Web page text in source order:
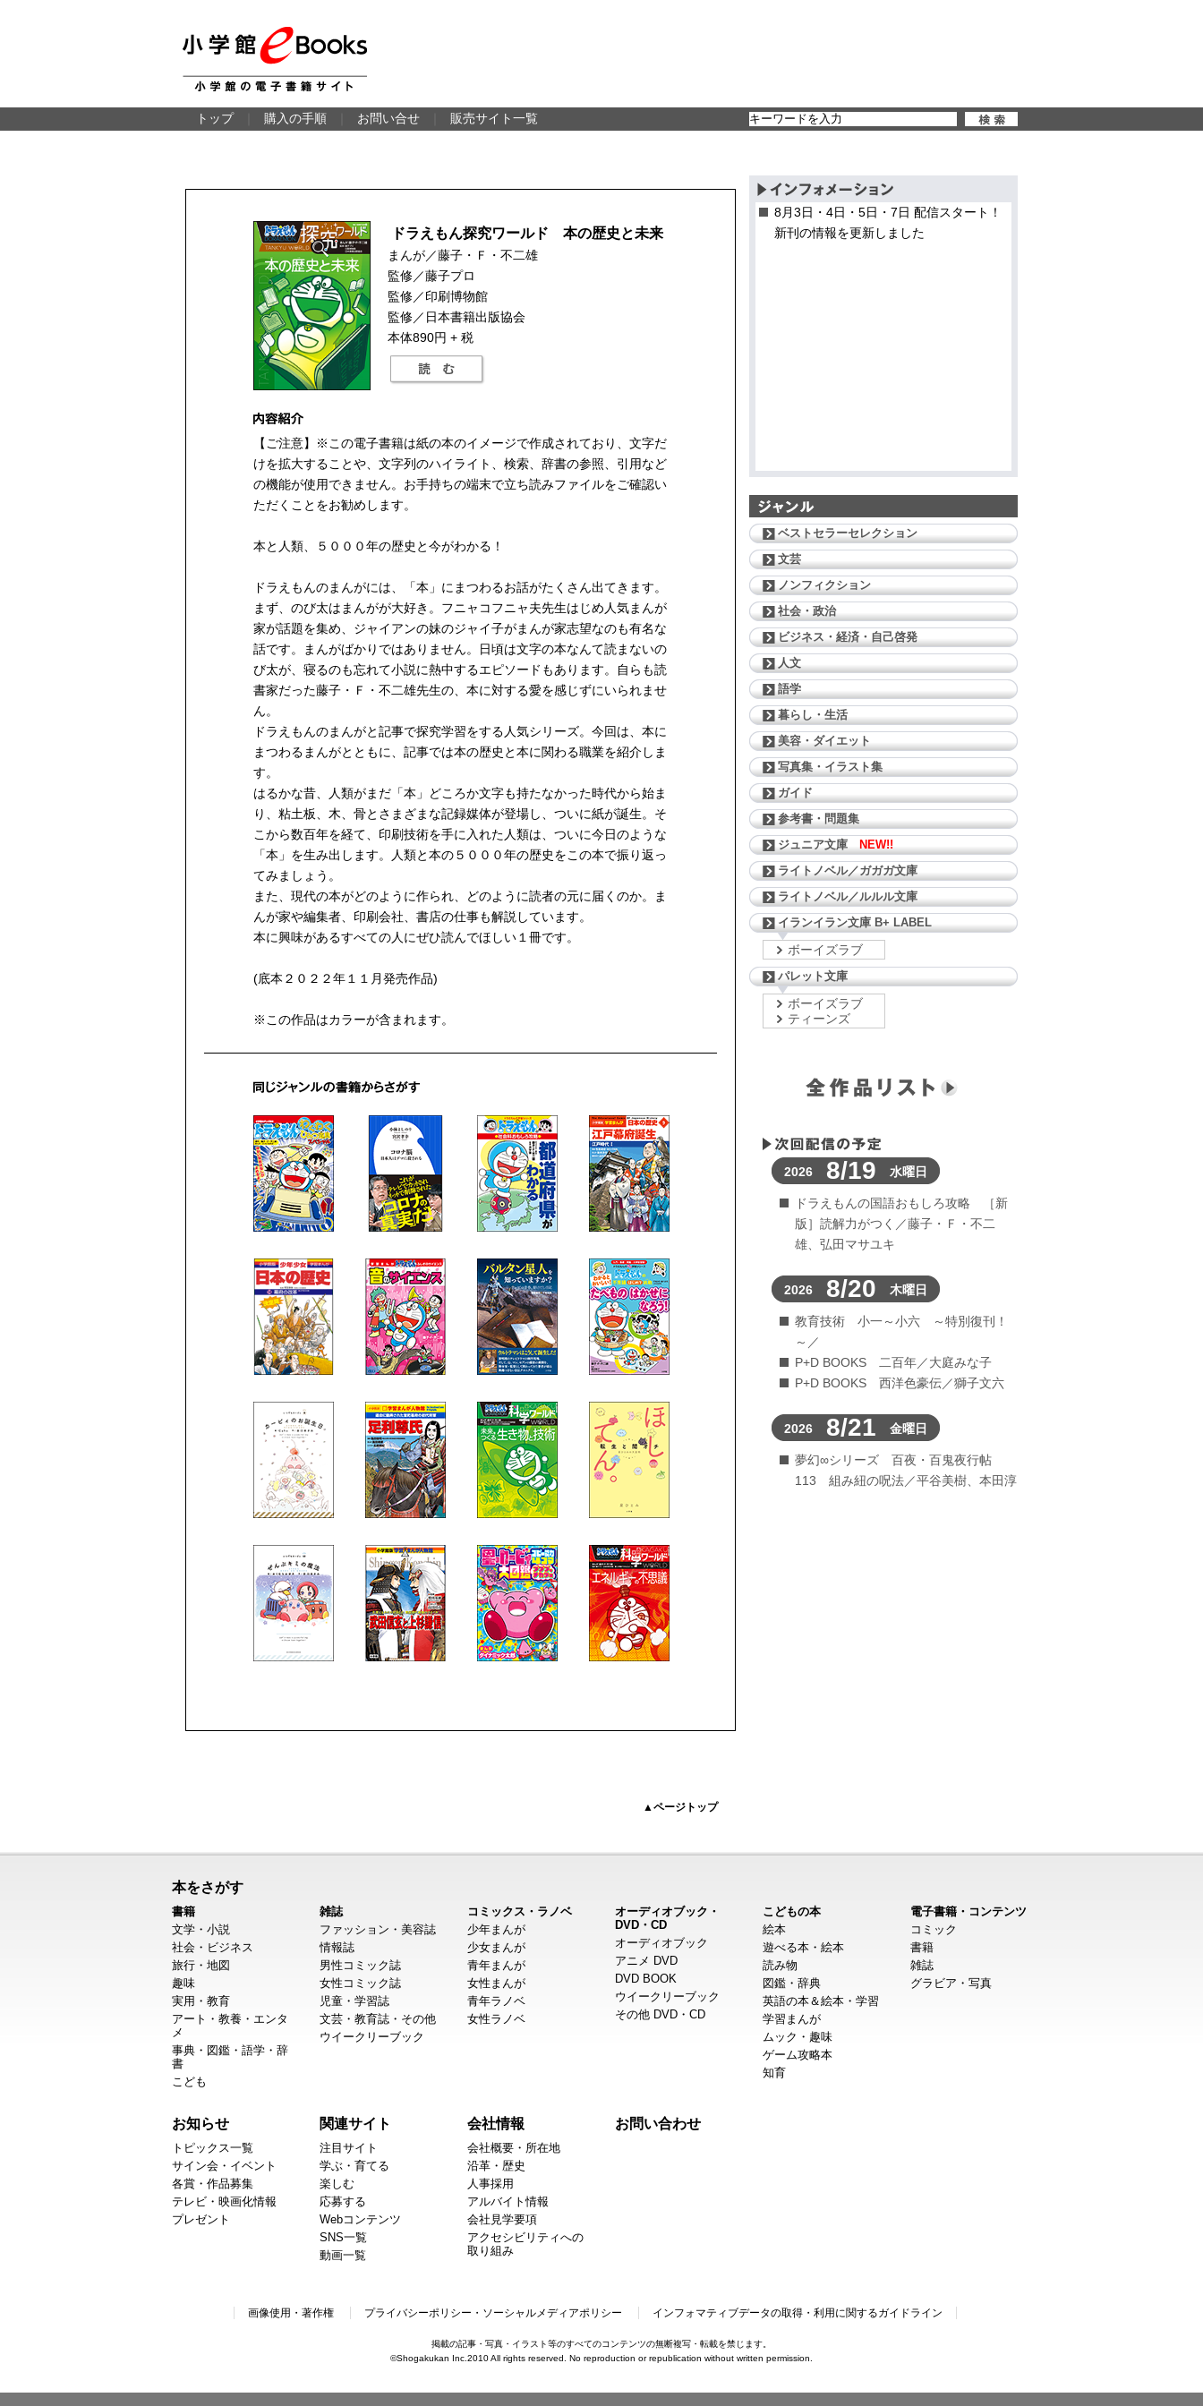
トップ 購入の手順 お問い合せ 販売サイト一覧
ドラえもん探究ワールド 本の歴史と未来
まんが／藤子・Ｆ・不二雄
監修／藤子プロ
監修／印刷博物館
監修／日本書籍出版協会
本体890円 + 税
【ご注意】※この電子書籍は紙の本のイメージで作成されており、文字だ
けを拡大することや、文字列のハイライト、検索、辞書の参照、引用など
の機能が使用できません。お手持ちの端末で立ち読みファイルをご確認い
ただくことをお勧めします。
本と人類、５０００年の歴史と今がわかる！
ドラえもんのまんがには、「本」にまつわるお話がたくさん出てきます。
まず、のび太はまんがが大好き。フニャコフニャ夫先生はじめ人気まんが
家が話題を集め、ジャイアンの妹のジャイ子がまんが家志望なのも有名な
話です。まんがばかりではありません。日頃は文字の本なんて読まないの
び太が、寝るのも忘れて小説に熱中するエピソードもあります。自らも読
書家だった藤子・Ｆ・不二雄先生の、本に対する愛を感じずにいられませ
ん。
ドラえもんのまんがと記事で探究学習をする人気シリーズ。今回は、本に
まつわるまんがとともに、記事では本の歴史と本に関わる職業を紹介しま
す。
はるかな昔、人類がまだ「本」どころか文字も持たなかった時代から始ま
り、粘土板、木、骨とさまざまな記録媒体が登場し、ついに紙が誕生。そ
こから数百年を経て、印刷技術を手に入れた人類は、ついに今日のような
「本」を生み出します。人類と本の５０００年の歴史をこの本で振り返っ
てみましょう。
また、現代の本がどのように作られ、どのように読者の元に届くのか。ま
んが家や編集者、印刷会社、書店の仕事も解説しています。
本に興味があるすべての人にぜひ読んでほしい１冊です。
(底本２０２２年１１月発売作品)
※この作品はカラーが含まれます。
▲ページトップ
8月3日・4日・5日・7日 配信スタート！
新刊の情報を更新しました
ベストセラーセレクション
文芸
ノンフィクション
社会・政治
ビジネス・経済・自己啓発
人文
語学
暮らし・生活
美容・ダイエット
写真集・イラスト集
ガイド
参考書・問題集
ジュニア文庫
NEW!!
ライトノベル／ガガガ文庫
ライトノベル／ルルル文庫
イランイラン文庫 B+ LABEL
ボーイズラブ
パレット文庫
ボーイズラブ
ティーンズ
2026 8/19 水曜日
ドラえもんの国語おもしろ攻略 ［新
版］読解力がつく／藤子・Ｆ・不二
雄、弘田マサユキ
2026 8/20 木曜日
教育技術 小一～小六 ～特別復刊！
～／
P+D BOOKS 二百年／大庭みな子
P+D BOOKS 西洋色豪伝／獅子文六
2026 8/21 金曜日
夢幻∞シリーズ 百夜・百鬼夜行帖
113 組み紐の呪法／平谷美樹、本田淳
本をさがす
書籍
文学・小説
社会・ビジネス
旅行・地図
趣味
実用・教育
アート・教養・エンタ
メ
事典・図鑑・語学・辞
書
こども
雑誌
ファッション・美容誌
情報誌
男性コミック誌
女性コミック誌
児童・学習誌
文芸・教育誌・その他
ウイークリーブック
コミックス・ラノベ
少年まんが
少女まんが
青年まんが
女性まんが
青年ラノベ
女性ラノベ
オーディオブック・
DVD・CD
オーディオブック
アニメ DVD
DVD BOOK
ウイークリーブック
その他 DVD・CD
こどもの本
絵本
遊べる本・絵本
読み物
図鑑・辞典
英語の本＆絵本・学習
学習まんが
ムック・趣味
ゲーム攻略本
知育
電子書籍・コンテンツ
コミック
書籍
雑誌
グラビア・写真
お知らせ
トピックス一覧
サイン会・イベント
各賞・作品募集
テレビ・映画化情報
プレゼント
関連サイト
注目サイト
学ぶ・育てる
楽しむ
応募する
Webコンテンツ
SNS一覧
動画一覧
会社情報
会社概要・所在地
沿革・歴史
人事採用
アルバイト情報
会社見学要項
アクセシビリティへの
取り組み
お問い合わせ
画像使用・著作権 プライバシーポリシー・ソーシャルメディアポリシー インフォマティブデータの取得・利用に関するガイドライン
掲載の記事・写真・イラスト等のすべてのコンテンツの無断複写・転載を禁じます。
©Shogakukan Inc.2010 All rights reserved. No reproduction or republication without written permission.